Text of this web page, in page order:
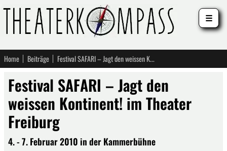
Home Beiträge Festival SAFARI – Jagt den weissen Kontinent! im Theater Freiburg
Festival SAFARI – Jagt den
weissen Kontinent! im Theater
Freiburg
4. - 7. Februar 2010 in der Kammerbühne
☰